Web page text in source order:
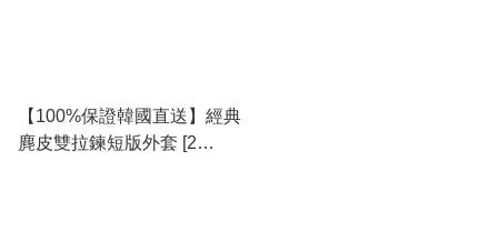
【100%保證韓國直送】經典
麂皮雙拉鍊短版外套 [2